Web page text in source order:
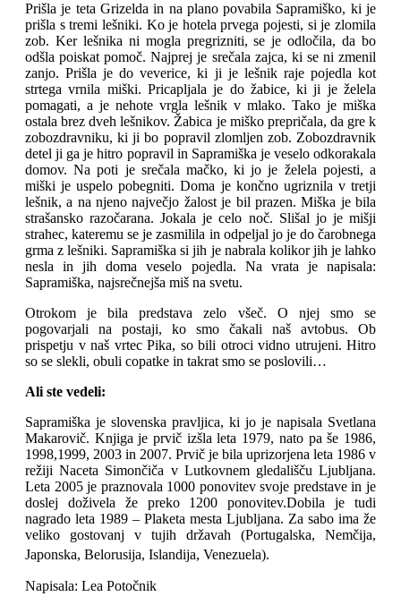
Prišla je teta Grizelda in na plano povabila Sapramiško, ki je
prišla s tremi lešniki. Ko je hotela prvega pojesti, si je zlomila
zob. Ker lešnika ni mogla pregrizniti, se je odločila, da bo
odšla poiskat pomoč. Najprej je srečala zajca, ki se ni zmenil
zanjo. Prišla je do veverice, ki ji je lešnik raje pojedla kot
strtega vrnila miški. Pricapljala je do žabice, ki ji je želela
pomagati, a je nehote vrgla lešnik v mlako. Tako je miška
ostala brez dveh lešnikov. Žabica je miško prepričala, da gre k
zobozdravniku, ki ji bo popravil zlomljen zob. Zobozdravnik
detel ji ga je hitro popravil in Sapramiška je veselo odkorakala
domov. Na poti je srečala mačko, ki jo je želela pojesti, a
miški je uspelo pobegniti. Doma je končno ugriznila v tretji
lešnik, a na njeno največjo žalost je bil prazen. Miška je bila
strašansko razočarana. Jokala je celo noč. Slišal jo je mišji
strahec, kateremu se je zasmilila in odpeljal jo je do čarobnega
grma z lešniki. Sapramiška si jih je nabrala kolikor jih je lahko
nesla in jih doma veselo pojedla. Na vrata je napisala:
Sapramiška, najsrečnejša miš na svetu.
Otrokom je bila predstava zelo všeč. O njej smo se
pogovarjali na postaji, ko smo čakali naš avtobus. Ob
prispetju v naš vrtec Pika, so bili otroci vidno utrujeni. Hitro
so se slekli, obuli copatke in takrat smo se poslovili…
Ali ste vedeli:
Sapramiška je slovenska pravljica, ki jo je napisala Svetlana
Makarovič. Knjiga je prvič izšla leta 1979, nato pa še 1986,
1998,1999, 2003 in 2007. Prvič je bila uprizorjena leta 1986 v
režiji Naceta Simončiča v Lutkovnem gledališču Ljubljana.
Leta 2005 je praznovala 1000 ponovitev svoje predstave in je
doslej doživela že preko 1200 ponovitev.Dobila je tudi
nagrado leta 1989 – Plaketa mesta Ljubljana. Za sabo ima že
veliko gostovanj v tujih državah (Portugalska, Nemčija,
Japonska, Belorusija, Islandija, Venezuela).
Napisala: Lea Potočnik